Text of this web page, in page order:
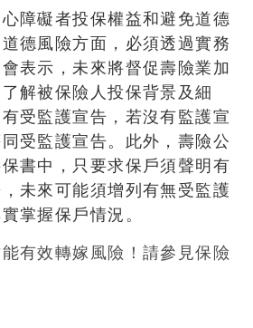
障礙者投保權益和避免道德
德風險方面，必須透過實務
表示，未來將督促壽險業加
解被保險人投保背景及細
受監護宣告，若沒有監護宣
受監護宣告。此外，壽險公
書中，只要求保戶須聲明有
未來可能須增列有無受監護
掌握保戶情況。
有效轉嫁風險！請參見保險